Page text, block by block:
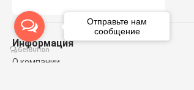
Информация
О компании
Отправьте нам
сообщение